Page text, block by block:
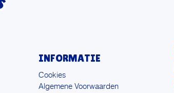
INFORMATIE
Cookies
Algemene Voorwaarden